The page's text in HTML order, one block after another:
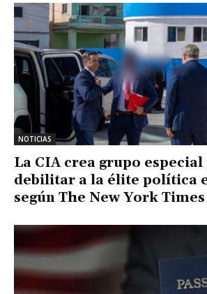
NOTICIAS
La CIA crea grupo especial
debilitar a la élite política
según The New York Times